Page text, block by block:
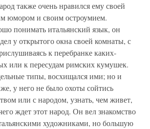
также очень нравился ему своей
юмором и своим остроумием.
понимать итальянский язык, он
у открытого окна своей комнаты, с
к перебранке каких-
или к пересудам римских кумушек.
типы, восхищался ими; но и
у него не было охоты сойтись
или с народом, узнать, чем живет,
ждет этот народ. Он вел знакомство
художниками, но большую